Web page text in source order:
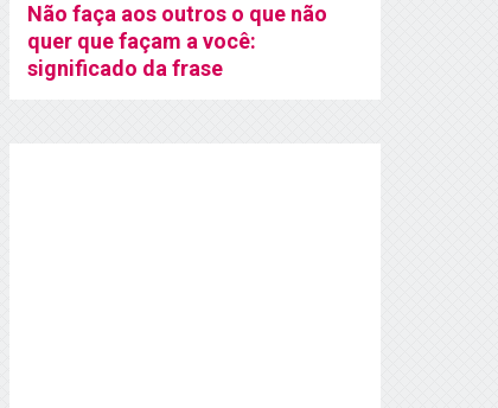
Não faça aos outros o que não
quer que façam a você:
significado da frase